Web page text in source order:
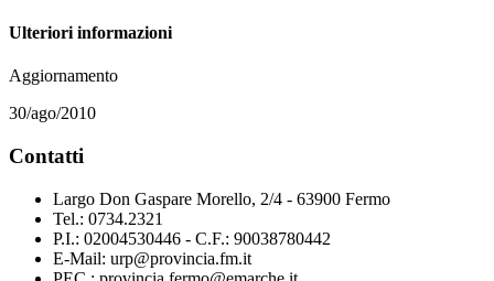
Ulteriori informazioni
Aggiornamento
30/ago/2010
Contatti
Largo Don Gaspare Morello, 2/4 - 63900 Fermo
Tel.: 0734.2321
P.I.: 02004530446 - C.F.: 90038780442
E-Mail: urp@provincia.fm.it